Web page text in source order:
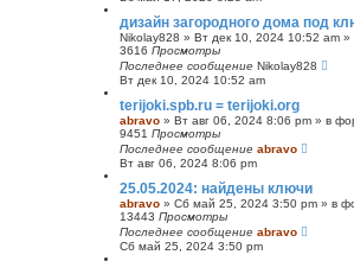
к
дизайн загородного дома под
Nikolay828 » Вт дек 10, 2024 10:52 am »
3616 Просмотры
Последнее сообщение Nikolay828
Вт дек 10, 2024 10:52 am
terijoki.spb.ru = terijoki.org
abravo » Вт авг 06, 2024 8:06 pm » в
9451 Просмотры
Последнее сообщение abravo
Вт авг 06, 2024 8:06 pm
25.05.2024: найдены ключи
abravo » Сб май 25, 2024 3:50 pm » в
13443 Просмотры
Последнее сообщение abravo
Сб май 25, 2024 3:50 pm